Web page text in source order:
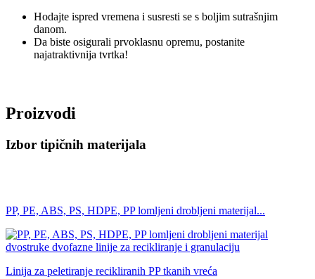
Hodajte ispred vremena i susresti se s boljim sutrašnjim
danom.
Da biste osigurali prvoklasnu opremu, postanite
najatraktivnija tvrtka!
Proizvodi
Izbor tipičnih materijala
PP, PE, ABS, PS, HDPE, PP lomljeni drobljeni materijal...
Linija za peletiranje recikliranih PP tkanih vreća